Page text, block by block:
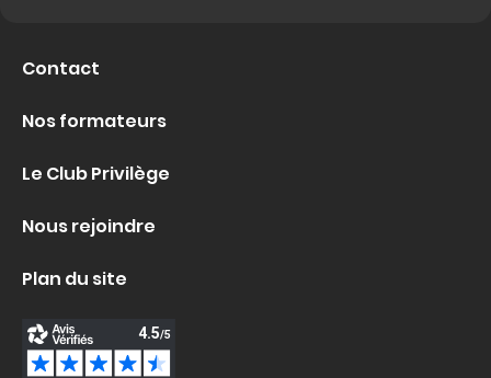
Contact
Nos formateurs
Le Club Privilège
Nous rejoindre
Plan du site